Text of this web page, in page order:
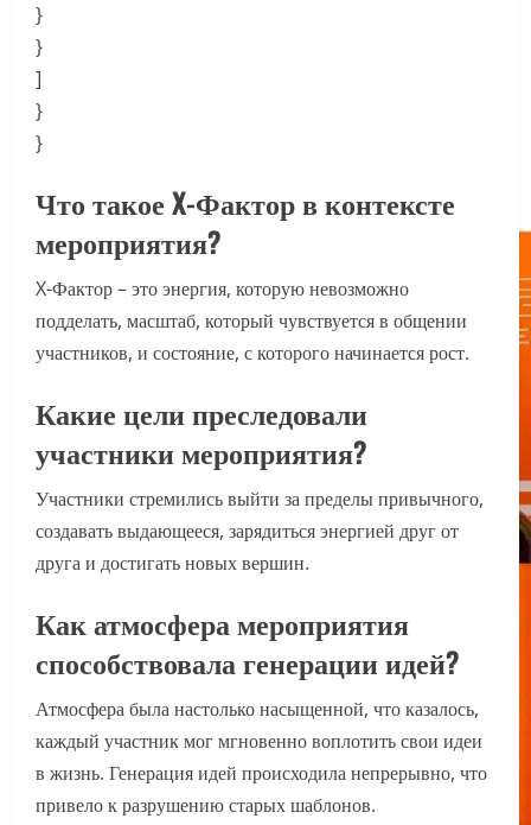
}
}
]
}
}
Что такое X-Фактор в контексте
мероприятия?
X-Фактор – это энергия, которую невозможно
подделать, масштаб, который чувствуется в общении
участников, и состояние, с которого начинается рост.
Какие цели преследовали
участники мероприятия?
Участники стремились выйти за пределы привычного,
создавать выдающееся, зарядиться энергией друг от
друга и достигать новых вершин.
Как атмосфера мероприятия
способствовала генерации идей?
Атмосфера была настолько насыщенной, что казалось,
каждый участник мог мгновенно воплотить свои идеи
в жизнь. Генерация идей происходила непрерывно, что
привело к разрушению старых шаблонов.